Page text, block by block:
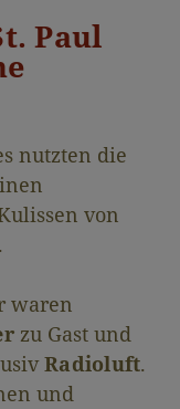
Paul
nutzten die
von
waren
zu Gast und
Radioluft.
und